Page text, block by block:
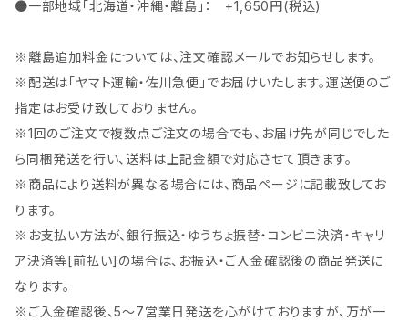
●一部地域「北海道・沖縄・離島」： +1,650円(税込)
※離島追加料金については、注文確認メールでお知らせします。
※配送は「ヤマト運輸・佐川急便」でお届けいたします。運送便のご
指定はお受け致しておりません。
※1回のご注文で複数点ご注文の場合でも、お届け先が同じでした
ら同梱発送を行い、送料は上記金額で対応させて頂きます。
※商品により送料が異なる場合には、商品ページに記載致してお
ります。
※お支払い方法が、銀行振込・ゆうちょ振替・コンビニ決済・キャリ
ア決済等[前払い]の場合は、お振込・ご入金確認後の商品発送に
なります。
※ご入金確認後、5～7営業日発送を心がけておりますが、万が一